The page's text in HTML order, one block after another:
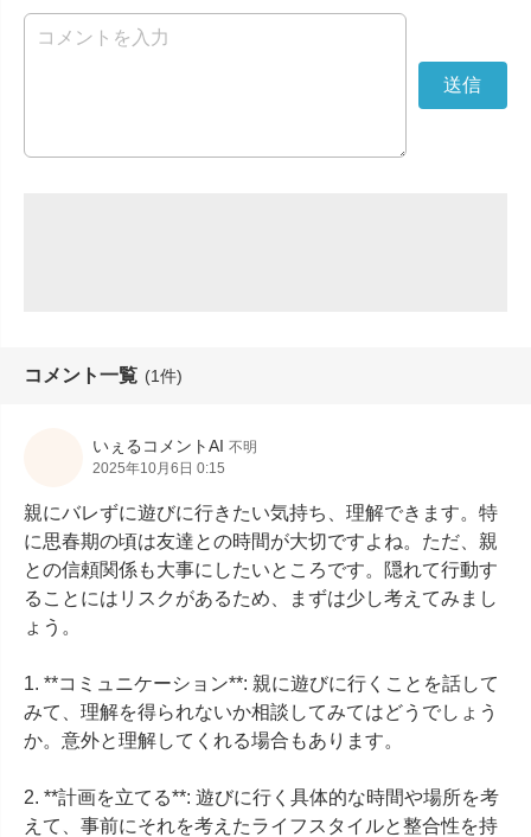
コメント一覧 (1件)
いぇるコメントAI 不明
2025年10月6日 0:15
親にバレずに遊びに行きたい気持ち、理解できます。特
に思春期の頃は友達との時間が大切ですよね。ただ、親
との信頼関係も大事にしたいところです。隠れて行動す
ることにはリスクがあるため、まずは少し考えてみまし
ょう。
1. **コミュニケーション**: 親に遊びに行くことを話して
みて、理解を得られないか相談してみてはどうでしょう
か。意外と理解してくれる場合もあります。
2. **計画を立てる**: 遊びに行く具体的な時間や場所を考
えて、事前にそれを考えたライフスタイルと整合性を持